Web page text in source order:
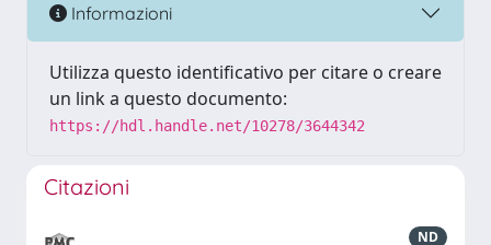
Informazioni
Utilizza questo identificativo per citare o creare
un link a questo documento:
https://hdl.handle.net/10278/3644342
Citazioni
ND